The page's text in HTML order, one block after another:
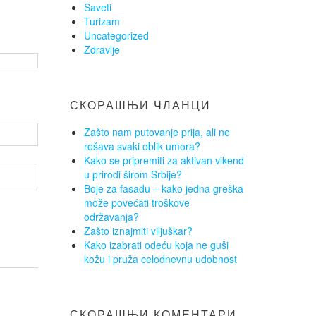
Saveti
Turizam
Uncategorized
Zdravlje
СКОРАШЊИ ЧЛАНЦИ
Zašto nam putovanje prija, ali ne
rešava svaki oblik umora?
Kako se pripremiti za aktivan vikend
u prirodi širom Srbije?
Boje za fasadu – kako jedna greška
može povećati troškove
održavanja?
Zašto iznajmiti viljuškar?
Kako izabrati odeću koja ne guši
kožu i pruža celodnevnu udobnost